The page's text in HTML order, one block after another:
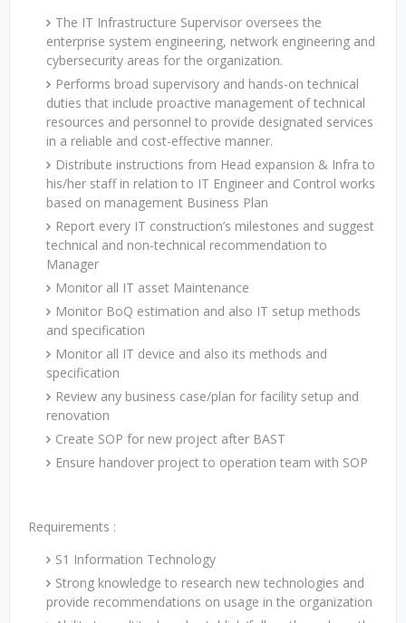
The IT Infrastructure Supervisor oversees the
enterprise system engineering, network engineering and
cybersecurity areas for the organization.
Performs broad supervisory and hands-on technical
duties that include proactive management of technical
resources and personnel to provide designated services
in a reliable and cost-effective manner.
Distribute instructions from Head expansion & Infra to
his/her staff in relation to IT Engineer and Control works
based on management Business Plan
Report every IT construction’s milestones and suggest
technical and non-technical recommendation to
Manager
Monitor all IT asset Maintenance
Monitor BoQ estimation and also IT setup methods
and specification
Monitor all IT device and also its methods and
specification
Review any business case/plan for facility setup and
renovation
Create SOP for new project after BAST
Ensure handover project to operation team with SOP
Requirements :
S1 Information Technology
Strong knowledge to research new technologies and
provide recommendations on usage in the organization